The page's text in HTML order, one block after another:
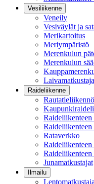
Vesiliikenne
Veneily
Vesiväylät ja
Merikartoitus
Meriympäristö
Merenkulun
Merenkulun
Raideliikenne
Raideliikenteen
Rataverkko
Raideliikenteen
Junamatkustajat
Ilmailu
Lentomatkustaja